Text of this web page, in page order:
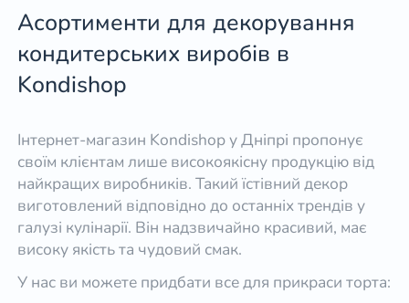
Асортименти для декорування
кондитерських виробів в
Kondishop
Інтернет-магазин Kondishop у Дніпрі пропонує
своїм клієнтам лише високоякісну продукцію від
найкращих виробників. Такий їстівний декор
виготовлений відповідно до останніх трендів у
галузі кулінарії. Він надзвичайно красивий, має
високу якість та чудовий смак.
У нас ви можете придбати все для прикраси торта: